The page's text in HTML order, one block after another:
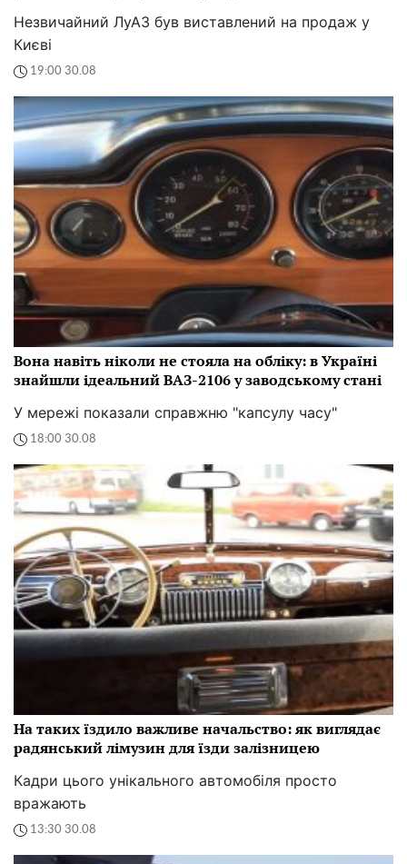
Незвичайний ЛуАЗ був виставлений на продаж у
Києві
19:00 30.08
Вона навіть ніколи не стояла на обліку: в Україні
знайшли ідеальний ВАЗ-2106 у заводському стані
У мережі показали справжню "капсулу часу"
18:00 30.08
На таких їздило важливе начальство: як виглядає
радянський лімузин для їзди залізницею
Кадри цього унікального автомобіля просто
вражають
13:30 30.08